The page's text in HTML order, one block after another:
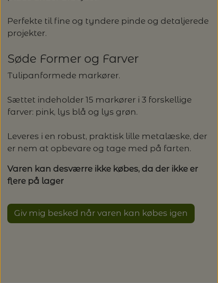
PASCUALI: NEPAL - SPAR 20%
PASCULI: SUAVE - SPAR 20%
PÅ ALLE KITS
19 - 23)
PERMIN: SPAR 30% PÅ ALLE
BALDYRE: UDVALGTE BRODERIER - SPAR
20%
LANG YARNS
MONDIAL
RAUMA GARN
PERMIN
SOMMERGARN
LENE HOLME SAMSØE - LEKNIT
ODD ROW
OTHER LOOPS
PETITEKNIT
MASKESTOPPERE
MÅLEBÅND / PINDEMÅLERE
OPSKRIFTHOLDER FRA KNITPRO -
SAKSE
STRIKKE- OG SYNÅLE
SYTRÅD
Perfekte til fine og tyndere pinde og detaljerede
projekter.
Søde Former og Farver
Tulipanformede markører.
Sættet indeholder 15 markører i 3 forskellige
farver: pink, lys blå og lys grøn.
Leveres i en robust, praktisk lille metalæske, der
er nem at opbevare og tage med på farten.
Varen kan desværre ikke købes, da der ikke er
flere på lager
Giv mig besked når varen kan købes igen